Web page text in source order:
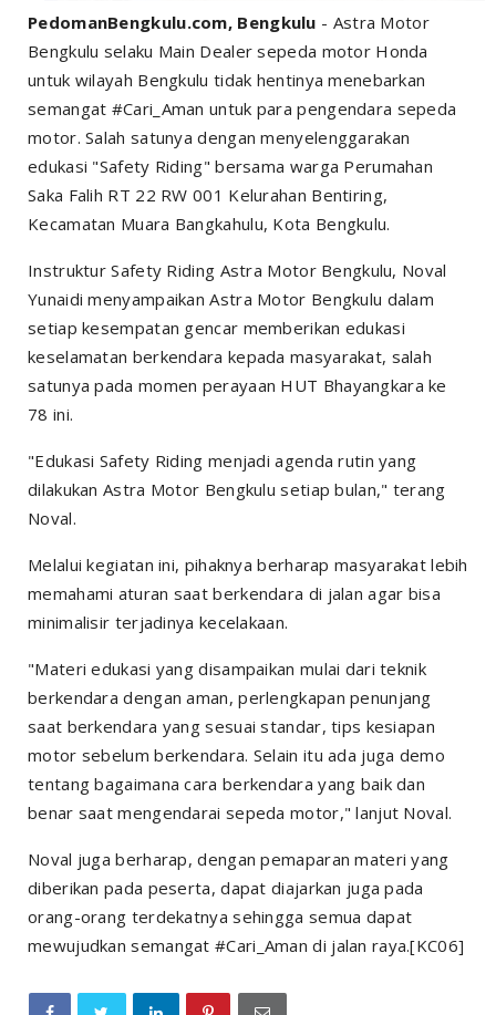
PedomanBengkulu.com, Bengkulu - Astra Motor
Bengkulu selaku Main Dealer sepeda motor Honda
untuk wilayah Bengkulu tidak hentinya menebarkan
semangat #Cari_Aman untuk para pengendara sepeda
motor. Salah satunya dengan menyelenggarakan
edukasi "Safety Riding" bersama warga Perumahan
Saka Falih RT 22 RW 001 Kelurahan Bentiring,
Kecamatan Muara Bangkahulu, Kota Bengkulu.
Instruktur Safety Riding Astra Motor Bengkulu, Noval
Yunaidi menyampaikan Astra Motor Bengkulu dalam
setiap kesempatan gencar memberikan edukasi
keselamatan berkendara kepada masyarakat, salah
satunya pada momen perayaan HUT Bhayangkara ke
78 ini.
"Edukasi Safety Riding menjadi agenda rutin yang
dilakukan Astra Motor Bengkulu setiap bulan," terang
Noval.
Melalui kegiatan ini, pihaknya berharap masyarakat lebih
memahami aturan saat berkendara di jalan agar bisa
minimalisir terjadinya kecelakaan.
"Materi edukasi yang disampaikan mulai dari teknik
berkendara dengan aman, perlengkapan penunjang
saat berkendara yang sesuai standar, tips kesiapan
motor sebelum berkendara. Selain itu ada juga demo
tentang bagaimana cara berkendara yang baik dan
benar saat mengendarai sepeda motor," lanjut Noval.
Noval juga berharap, dengan pemaparan materi yang
diberikan pada peserta, dapat diajarkan juga pada
orang-orang terdekatnya sehingga semua dapat
mewujudkan semangat #Cari_Aman di jalan raya.[KC06]